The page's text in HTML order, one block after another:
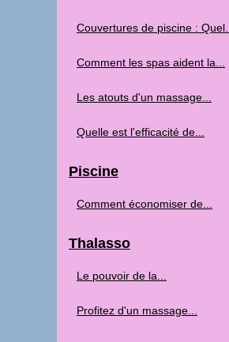
Couvertures de piscine : Quel...
Comment les spas aident la...
Les atouts d'un massage...
Quelle est l'efficacité de...
Piscine
Comment économiser de...
Thalasso
Le pouvoir de la...
Profitez d'un massage...